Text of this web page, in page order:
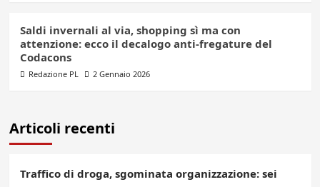
Saldi invernali al via, shopping sì ma con
attenzione: ecco il decalogo anti-fregature del
Codacons
Redazione PL 2 Gennaio 2026
Articoli recenti
Traffico di droga, sgominata organizzazione: sei